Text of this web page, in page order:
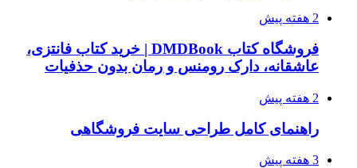
2 هفته پیش
فروشگاه کتاب DMDBook | خرید کتاب فانتزی،
عاشقانه، دارک رومنس و رمان بدون حذفیات
2 هفته پیش
راهنمای کامل طراحی سایت فروشگاهی
3 هفته پیش